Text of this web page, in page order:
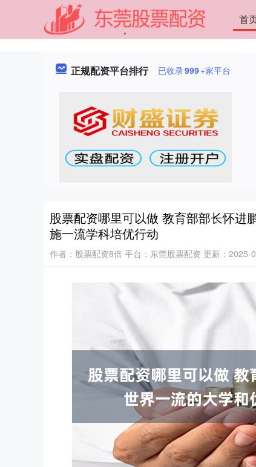
首
正规配资平台排行 已收录999+家平台
股票配资哪里可以做 教育部部长怀进
施一流学科培优行动
作者：股票配资8倍 平台：东莞股票配资 更新：2025-